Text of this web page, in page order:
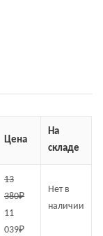
Цена
На
складе
13
380₽
11
039₽
Нет в
наличии